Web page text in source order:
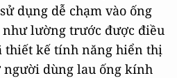
dụng dễ chạm vào ống
như lường trước được điều
thiết kế tính năng hiển thị
người dùng lau ống kính